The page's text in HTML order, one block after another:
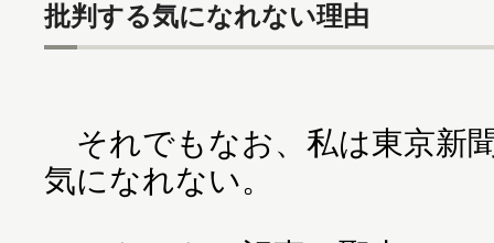
批判する気になれない理由
それでもなお、私は東京新
気になれない。